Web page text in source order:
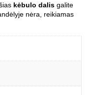
kėbulo dalis galite
nėra, reikiamas